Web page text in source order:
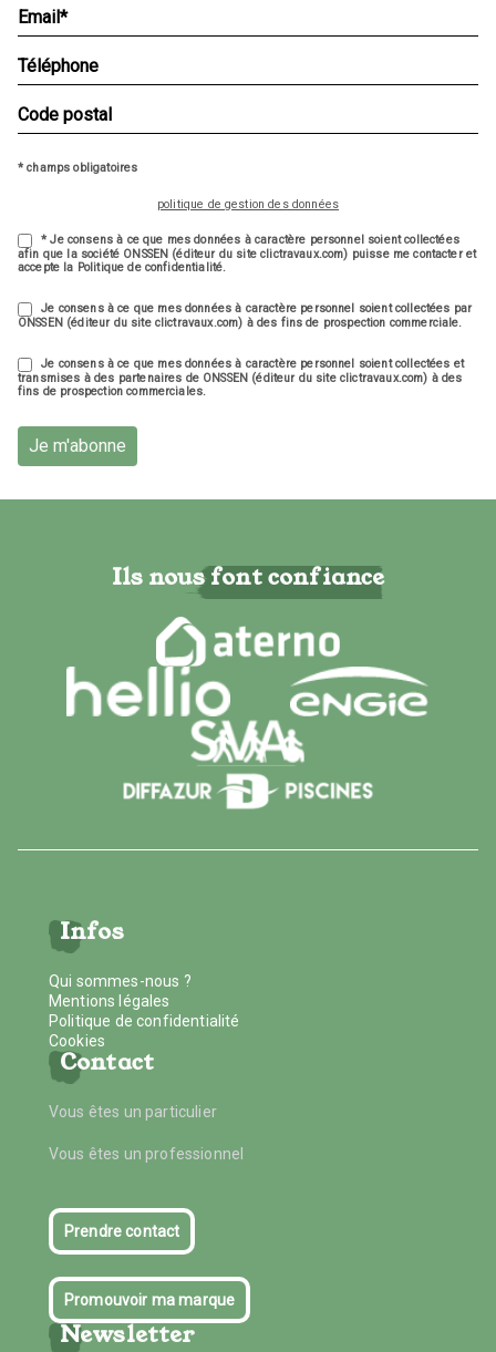
* champs obligatoires
politique de gestion des données
* Je consens à ce que mes données à caractère personnel soient collectées
afin que la société ONSSEN (éditeur du site clictravaux.com) puisse me contacter et
accepte la Politique de confidentialité.
Je consens à ce que mes données à caractère personnel soient collectées par
ONSSEN (éditeur du site clictravaux.com) à des fins de prospection commerciale.
Je consens à ce que mes données à caractère personnel soient collectées et
transmises à des partenaires de ONSSEN (éditeur du site clictravaux.com) à des
fins de prospection commerciales.
Je m'abonne
Ils nous font confiance
Infos
Qui sommes-nous ?
Mentions légales
Politique de confidentialité
Cookies
Contact
Vous êtes un particulier
Vous êtes un professionnel
Prendre contact
Promouvoir ma marque
Newsletter